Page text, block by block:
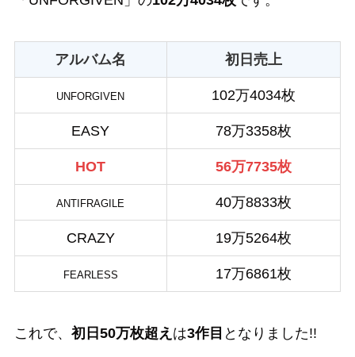
アルバム名 初日売上
UNFORGIVEN 102万4034枚
EASY 78万3358枚
HOT 56万7735枚
ANTIFRAGILE 40万8833枚
CRAZY 19万5264枚
FEARLESS 17万6861枚
これで、 初日50万枚超え は3作目 となりました!!